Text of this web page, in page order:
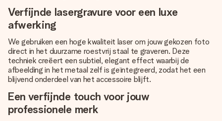
Verfijnde lasergravure voor een luxe
afwerking
We gebruiken een hoge kwaliteit laser om jouw gekozen foto
direct in het duurzame roestvrij staal te graveren. Deze
techniek creëert een subtiel, elegant effect waarbij de
afbeelding in het metaal zelf is geïntegreerd, zodat het een
blijvend onderdeel van het accessoire blijft.
Een verfijnde touch voor jouw
professionele merk